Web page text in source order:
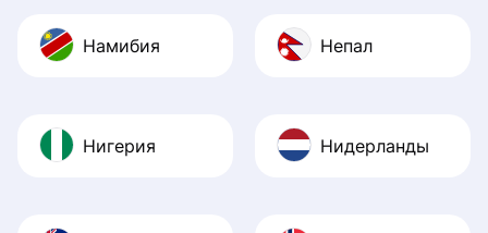
Намибия Непал
Нигерия Нидерланды